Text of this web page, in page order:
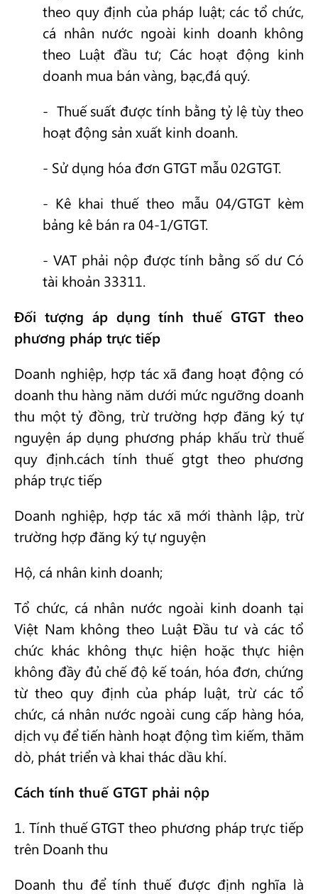
theo quy định của pháp luật; các tổ chức,
cá nhân nước ngoài kinh doanh không
theo Luật đầu tư; Các hoạt động kinh
doanh mua bán vàng, bạc,đá quý.
- Thuế suất được tính bằng tỷ lệ tùy theo
hoạt động sản xuất kinh doanh.
- Sử dụng hóa đơn GTGT mẫu 02GTGT.
- Kê khai thuế theo mẫu 04/GTGT kèm
bảng kê bán ra 04-1/GTGT.
- VAT phải nộp được tính bằng số dư Có
tài khoản 33311.
Đối tượng áp dụng tính thuế GTGT theo
phương pháp trực tiếp
Doanh nghiệp, hợp tác xã đang hoạt động có
doanh thu hàng năm dưới mức ngưỡng doanh
thu một tỷ đồng, trừ trường hợp đăng ký tự
nguyện áp dụng phương pháp khấu trừ thuế
quy định.cách tính thuế gtgt theo phương
pháp trực tiếp
Doanh nghiệp, hợp tác xã mới thành lập, trừ
trường hợp đăng ký tự nguyện
Hộ, cá nhân kinh doanh;
Tổ chức, cá nhân nước ngoài kinh doanh tại
Việt Nam không theo Luật Đầu tư và các tổ
chức khác không thực hiện hoặc thực hiện
không đầy đủ chế độ kế toán, hóa đơn, chứng
từ theo quy định của pháp luật, trừ các tổ
chức, cá nhân nước ngoài cung cấp hàng hóa,
dịch vụ để tiến hành hoạt động tìm kiếm, thăm
dò, phát triển và khai thác dầu khí.
Cách tính thuế GTGT phải nộp
1. Tính thuế GTGT theo phương pháp trực tiếp
trên Doanh thu
Doanh thu để tính thuế được định nghĩa là